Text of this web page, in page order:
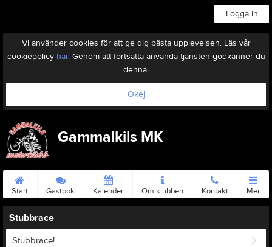
Logga in
Vi använder cookies för att ge dig bästa upplevelsen. Läs vår
cookiepolicy här. Genom att fortsätta använda tjänsten godkänner du
denna.
Okej
Gammalkils MK
Start Gästbok Kalender Om klubben Kontakt Mer
Stubbrace
Stubbrace!